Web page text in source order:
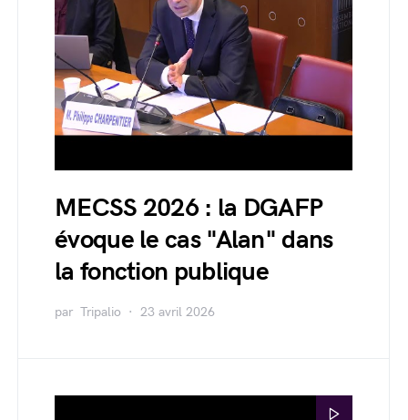
MECSS 2026 : la DGAFP
évoque le cas "Alan" dans
la fonction publique
par Tripalio 23 avril 2026